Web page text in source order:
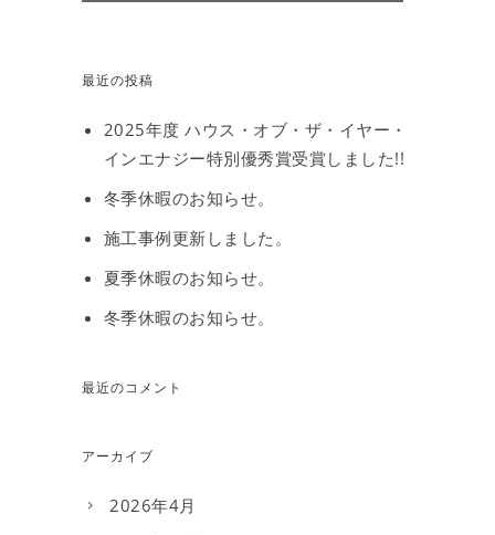
最近の投稿
2025年度 ハウス・オブ・ザ・イヤー・
インエナジー特別優秀賞受賞しました!!
冬季休暇のお知らせ。
施工事例更新しました。
夏季休暇のお知らせ。
冬季休暇のお知らせ。
最近のコメント
アーカイブ
2026年4月